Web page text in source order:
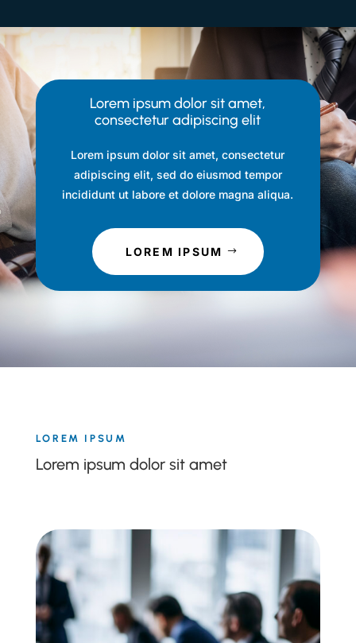
Lorem ipsum dolor sit amet,
consectetur adipiscing elit
Lorem ipsum dolor sit amet, consectetur
adipiscing elit, sed do eiusmod tempor
incididunt ut labore et dolore magna aliqua.
LOREM IPSUM
LOREM IPSUM
Lorem ipsum dolor sit amet